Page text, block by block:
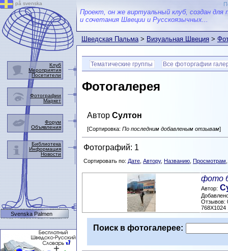
Проект, он же виртуальный клуб, создан для
и сочетания Швеции и Русскоязычных...
Шведская Пальма>Визуальная Швеция>
Тематические группы Все фоторгафии
Фотогалерея
Автор Султон
[Сортировка: По последним добавленым отзывам]
Фотографий: 1
Сортировать по: Дате Автору, Названию Просмотрам
фото
Автор:
Отзывов:
768X1024
Поиск в фотогалерее:
på svenska
Клуб
Мероприятия
Посетители
Фотографии
Маркет
Форум
Объявления
Библиотека
Информация
Новости
Svenska Palmen